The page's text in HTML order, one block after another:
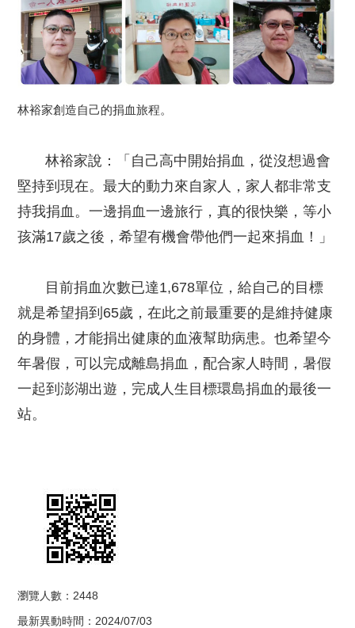
林裕家創造自己的捐血旅程。
林裕家說：「自己高中開始捐血，從沒想過會
堅持到現在。最大的動力來自家人，家人都非常支
持我捐血。一邊捐血一邊旅行，真的很快樂，等小
孩滿17歲之後，希望有機會帶他們一起來捐血！」
目前捐血次數已達1,678單位，給自己的目標
就是希望捐到65歲，在此之前最重要的是維持健康
的身體，才能捐出健康的血液幫助病患。也希望今
年暑假，可以完成離島捐血，配合家人時間，暑假
一起到澎湖出遊，完成人生目標環島捐血的最後一
站。
瀏覽人數：2448
最新異動時間：2024/07/03